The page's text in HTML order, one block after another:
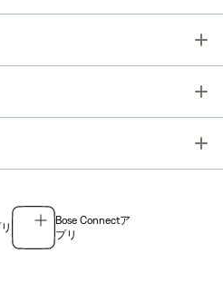
Bose Connectア
プリ